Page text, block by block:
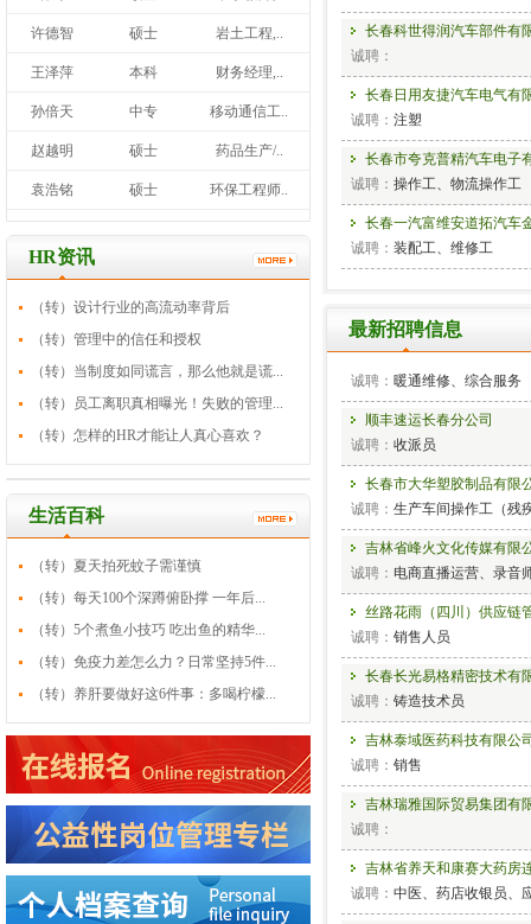
许德智 硕士 岩土工程,..
王泽萍 本科 财务经理,..
孙倍天 中专 移动通信工..
赵越明 硕士 药品生产/..
袁浩铭 硕士 环保工程师..
HR资讯
（转）设计行业的高流动率背后
（转）管理中的信任和授权
（转）当制度如同谎言，那么他就是谎...
（转）员工离职真相曝光！失败的管理...
（转）怎样的HR才能让人真心喜欢？
生活百科
（转）夏天拍死蚊子需谨慎
（转）每天100个深蹲俯卧撑 一年后...
（转）5个煮鱼小技巧 吃出鱼的精华...
（转）免疫力差怎么力？日常坚持5件...
（转）养肝要做好这6件事：多喝柠檬...
长春科世得润汽车部件有
诚聘：
长春日用友捷汽车电气有
诚聘： 注塑
长春市夸克普精汽车电子
诚聘： 操作工、物流操作工
长春一汽富维安道拓汽车
诚聘： 装配工、维修工
最新招聘信息
长春合心机械制造有限公
诚聘： 机械工程师、非标设
长春百事可乐饮料有限公
诚聘： 销售管培生
吉林新基管业科技有限公
诚聘：
吉林省广电物业服务有限
诚聘： 暖通维修、综合服务
顺丰速运长春分公司
诚聘： 收派员
长春市大华塑胶制品有限
诚聘：
生产车间操作工（残
吉林省峰火文化传媒有限
诚聘： 电商直播运营、录音
丝路花雨（四川）供应链
诚聘： 销售人员
长春长光易格精密技术有
诚聘： 铸造技术员
吉林泰域医药科技有限公
诚聘： 销售
吉林瑞雅国际贸易集团有
诚聘：
吉林省养天和康赛大药房
诚聘： 中医、药店收银员、